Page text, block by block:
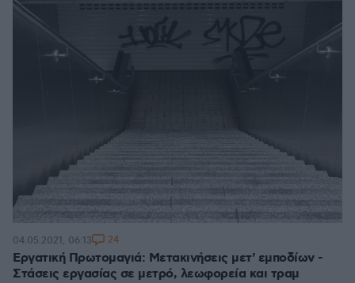
Εργατική Πρωτομαγιά: Μετακινήσεις μετ' εμποδίων -
Στάσεις εργασίας σε μετρό, λεωφορεία και τραμ
04.05.2021, 06:13 24